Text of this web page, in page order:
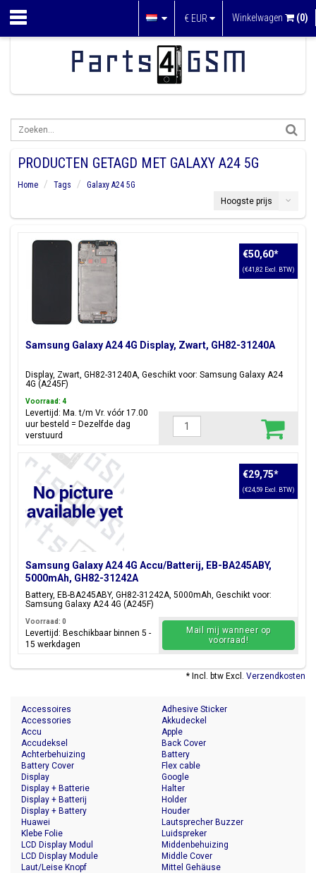
€ EUR Winkelwagen (0)
PRODUCTEN GETAGD MET GALAXY A24 5G
Home Tags
Galaxy A24 5G
Hoogste prijs
Samsung Galaxy A24 4G Display, Zwart, GH82-31240A
Display, Zwart, GH82-31240A, Geschikt voor: Samsung Galaxy A24
4G (A245F)
€50,60*
(€41,82 Excl. BTW)
Voorraad: 4
Levertijd: Ma. t/m Vr. vóór 17.00
uur besteld = Dezelfde dag
verstuurd
Samsung Galaxy A24 4G Accu/Batterij, EB-BA245ABY,
5000mAh, GH82-31242A
Battery, EB-BA245ABY, GH82-31242A, 5000mAh, Geschikt voor:
Samsung Galaxy A24 4G (A245F)
€29,75*
(€24,59 Excl. BTW)
Voorraad: 0
Levertijd: Beschikbaar binnen 5 -
15 werkdagen
Mail mij wanneer op
voorraad!
* Incl. btw Excl. Verzendkosten
Accessoires
Accessories
Accu
Accudeksel
Achterbehuizing
Adhesive Sticker
Akkudeckel
Apple
Back Cover
Battery
Battery Cover
Display
Display + Batterie
Display + Batterij
Display + Battery
Flex cable
Google
Halter
Holder
Houder
Huawei
Klebe Folie
LCD Display Modul
LCD Display Module
Laut/Leise Knopf
Lautsprecher Buzzer
Luidspreker
Middenbehuizing
Middle Cover
Mittel Gehäuse